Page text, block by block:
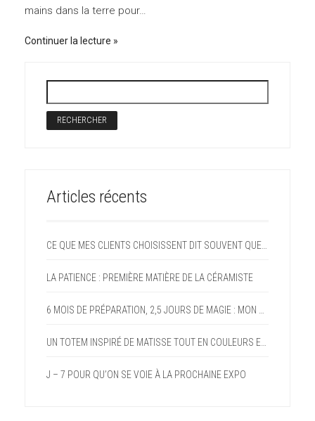
mains dans la terre pour…
Continuer la lecture
Articles récents
LA PATIENCE : PREMIÈRE MATIÈRE DE LA CÉRAMISTE
J – 7 POUR QU’ON SE VOIE À LA PROCHAINE EXPO